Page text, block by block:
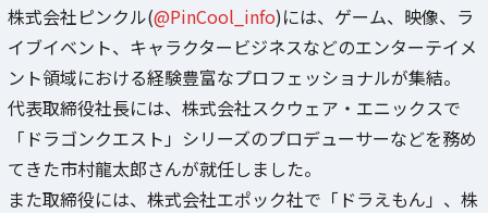
株式会社ピンクル(@PinCool_info)には、ゲーム、映像、ラ
イブイベント、キャラクタービジネスなどのエンターテイメ
ント領域における経験豊富なプロフェッショナルが集結。
代表取締役社長には、株式会社スクウェア・エニックスで
「ドラゴンクエスト」シリーズのプロデューサーなどを務め
てきた市村龍太郎さんが就任しました。
また取締役には、株式会社エポック社で「ドラえもん」、株